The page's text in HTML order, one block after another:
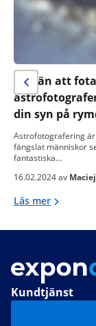
Mer än att
din syn på
Astrofotografering
fängslat människor
fantastiska…
16.02.2024 av
Läs mer
Kundtjänst